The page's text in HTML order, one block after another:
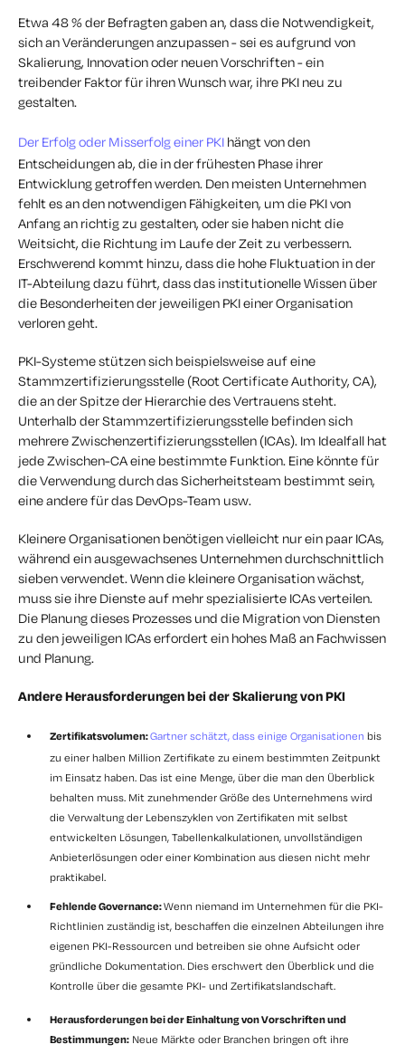
Etwa 48 % der Befragten gaben an, dass die Notwendigkeit,
sich an Veränderungen anzupassen - sei es aufgrund von
Skalierung, Innovation oder neuen Vorschriften - ein
treibender Faktor für ihren Wunsch war, ihre PKI neu zu
gestalten.
Der Erfolg oder Misserfolg einer PKI hängt von den
Entscheidungen ab, die in der frühesten Phase ihrer
Entwicklung getroffen werden. Den meisten Unternehmen
fehlt es an den notwendigen Fähigkeiten, um die PKI von
Anfang an richtig zu gestalten, oder sie haben nicht die
Weitsicht, die Richtung im Laufe der Zeit zu verbessern.
Erschwerend kommt hinzu, dass die hohe Fluktuation in der
IT-Abteilung dazu führt, dass das institutionelle Wissen über
die Besonderheiten der jeweiligen PKI einer Organisation
verloren geht.
PKI-Systeme stützen sich beispielsweise auf eine
Stammzertifizierungsstelle (Root Certificate Authority, CA),
die an der Spitze der Hierarchie des Vertrauens steht.
Unterhalb der Stammzertifizierungsstelle befinden sich
mehrere Zwischenzertifizierungsstellen (ICAs). Im Idealfall hat
jede Zwischen-CA eine bestimmte Funktion. Eine könnte für
die Verwendung durch das Sicherheitsteam bestimmt sein,
eine andere für das DevOps-Team usw.
Kleinere Organisationen benötigen vielleicht nur ein paar ICAs,
während ein ausgewachsenes Unternehmen durchschnittlich
sieben verwendet. Wenn die kleinere Organisation wächst,
muss sie ihre Dienste auf mehr spezialisierte ICAs verteilen.
Die Planung dieses Prozesses und die Migration von Diensten
zu den jeweiligen ICAs erfordert ein hohes Maß an Fachwissen
und Planung.
Andere Herausforderungen bei der Skalierung von PKI
Zertifikatsvolumen:Gartner schätzt, dass einige Organisationen bis
zu einer halben Million Zertifikate zu einem bestimmten Zeitpunkt
im Einsatz haben. Das ist eine Menge, über die man den Überblick
behalten muss. Mit zunehmender Größe des Unternehmens wird
die Verwaltung der Lebenszyklen von Zertifikaten mit selbst
entwickelten Lösungen, Tabellenkalkulationen, unvollständigen
Anbieterlösungen oder einer Kombination aus diesen nicht mehr
praktikabel.
Fehlende Governance:Wenn niemand im Unternehmen für die PKI-
Richtlinien zuständig ist, beschaffen die einzelnen Abteilungen ihre
eigenen PKI-Ressourcen und betreiben sie ohne Aufsicht oder
gründliche Dokumentation. Dies erschwert den Überblick und die
Kontrolle über die gesamte PKI- und Zertifikatslandschaft.
Herausforderungen bei der Einhaltung von Vorschriften und
Bestimmungen: Neue Märkte oder Branchen bringen oft ihre